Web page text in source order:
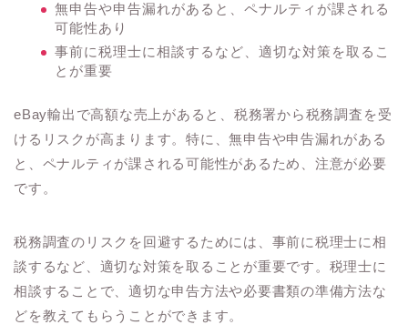
無申告や申告漏れがあると、ペナルティが課される
可能性あり
事前に税理士に相談するなど、適切な対策を取るこ
とが重要
eBay輸出で高額な売上があると、税務署から税務調査を受
けるリスクが高まります。特に、無申告や申告漏れがある
と、ペナルティが課される可能性があるため、注意が必要
です。
税務調査のリスクを回避するためには、事前に税理士に相
談するなど、適切な対策を取ることが重要です。税理士に
相談することで、適切な申告方法や必要書類の準備方法な
どを教えてもらうことができます。